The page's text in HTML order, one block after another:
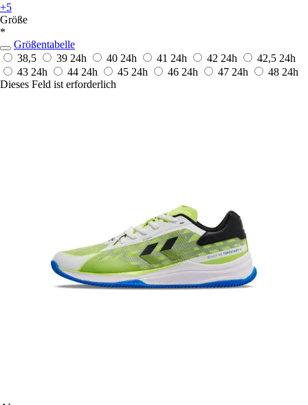
+5
Größe
*
Größentabelle
38,5
39 24h 40 24h 41 24h 42 24h 42,5 24h
43 24h 44 24h 45 24h 46 24h 47 24h 48 24h
Dieses Feld ist erforderlich